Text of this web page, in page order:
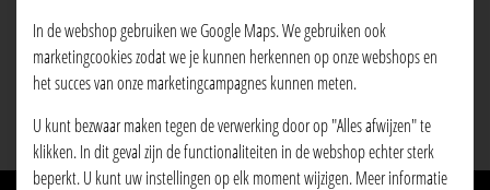
In de webshop gebruiken we Google Maps. We gebruiken ook
marketingcookies zodat we je kunnen herkennen op onze webshops en
het succes van onze marketingcampagnes kunnen meten.
U kunt bezwaar maken tegen de verwerking door op "Alles afwijzen" te
klikken. In dit geval zijn de functionaliteiten in de webshop echter sterk
beperkt. U kunt uw instellingen op elk moment wijzigen. Meer informatie